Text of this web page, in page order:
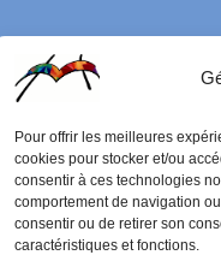
Pour offrir les meilleures
cookies pour stocker et/ou
consentir à ces technologies
comportement de navigation
consentir ou de retirer son
caractéristiques et fonctions.